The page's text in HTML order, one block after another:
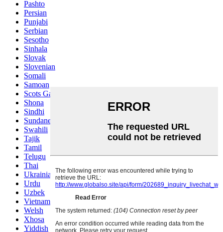
Pashto
Persian
Punjabi
Serbian
Sesotho
Sinhala
Slovak
Slovenian
Somali
Samoan
Scots Gaelic
Shona
Sindhi
Sundanese
Swahili
Tajik
Tamil
Telugu
Thai
Ukrainian
Urdu
Uzbek
Vietnamese
Welsh
Xhosa
Yiddish